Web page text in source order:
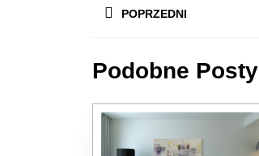
POPRZEDNI
post:
Podobne Posty